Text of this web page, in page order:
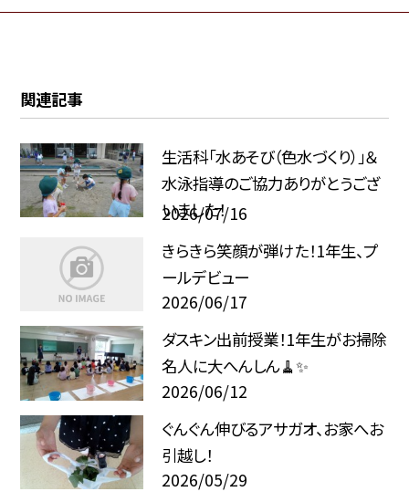
関連記事
生活科「水あそび（色水づくり）」＆
水泳指導のご協力ありがとうござ
いました！
2026/07/16
きらきら笑顔が弾けた！1年生、プ
ールデビュー
2026/06/17
ダスキン出前授業！1年生がお掃除
名人に大へんしん🧹✨
2026/06/12
ぐんぐん伸びるアサガオ、お家へお
引越し！
2026/05/29